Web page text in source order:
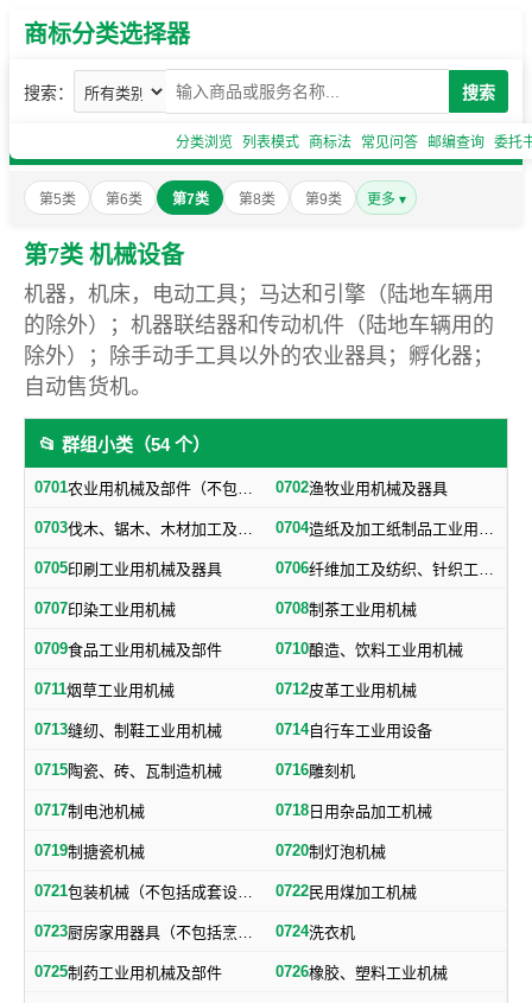
商标分类选择器
搜索： 搜索
分类浏览 列表模式 商标法 常见问答 邮编查询 委托
第5类 第6类 第7类 第8类 第9类 更多 ▾
第7类 机械设备
机器，机床，电动工具；马达和引擎（陆地车辆用
的除外）；机器联结器和传动机件（陆地车辆用的
除外）；除手动手工具以外的农业器具；孵化器；
自动售货机。
📂 群组小类（54 个）
0701 农业用机械及部件（不包括小农具） 0702渔牧业用机械及器具
0703 伐木、锯木、木材加工及火柴生产用机械及器具 0704 造纸及加工纸制品工业用机械及器具
0705印刷工业用机械及器具 0706 纤维加工及纺织、针织工业用机械及部件
0707印染工业用机械 0708制茶工业用机械
0709食品工业用机械及部件 0710酿造、饮料工业用机械
0711烟草工业用机械 0712皮革工业用机械
0713缝纫、制鞋工业用机械 0714自行车工业用设备
0715陶瓷、砖、瓦制造机械 0716雕刻机
0717制电池机械 0718 日用杂品加工机械
0719制搪瓷机械 0720制灯泡机械
0721 包装机械（不包括成套设备专用包装机械） 0722民用煤加工机械
0723 厨房家用器具（不包括烹调、电气加热设备及厨房手工具） 0724洗衣机
0725制药工业用机械及部件 0726橡胶、塑料工业机械